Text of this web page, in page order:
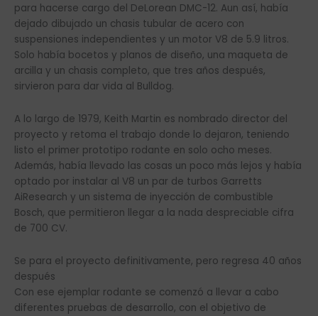
para hacerse cargo del DeLorean DMC-12. Aun así, había
dejado dibujado un chasis tubular de acero con
suspensiones independientes y un motor V8 de 5.9 litros.
Solo había bocetos y planos de diseño, una maqueta de
arcilla y un chasis completo, que tres años después,
sirvieron para dar vida al Bulldog.
A lo largo de 1979, Keith Martin es nombrado director del
proyecto y retoma el trabajo donde lo dejaron, teniendo
listo el primer prototipo rodante en solo ocho meses.
Además, había llevado las cosas un poco más lejos y había
optado por instalar al V8 un par de turbos Garretts
AiResearch y un sistema de inyección de combustible
Bosch, que permitieron llegar a la nada despreciable cifra
de 700 CV.
Se para el proyecto definitivamente, pero regresa 40 años
después
Con ese ejemplar rodante se comenzó a llevar a cabo
diferentes pruebas de desarrollo, con el objetivo de